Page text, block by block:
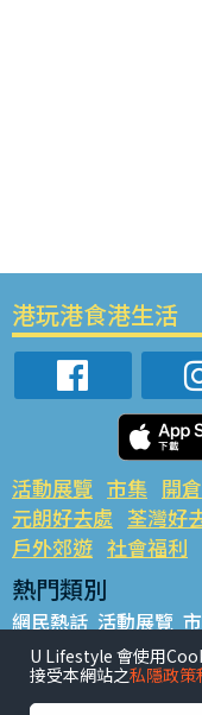
港玩港食港生活
活動展覽 市集 開倉
元朗好去處 荃灣好
戶外郊遊 社會福利
熱門類別
網民熱話 活動展覽
銅鑼灣好去處 元朗好
餐廳情報 戶外郊遊
U Lifestyle 會使用
接受本網站之私隱政策